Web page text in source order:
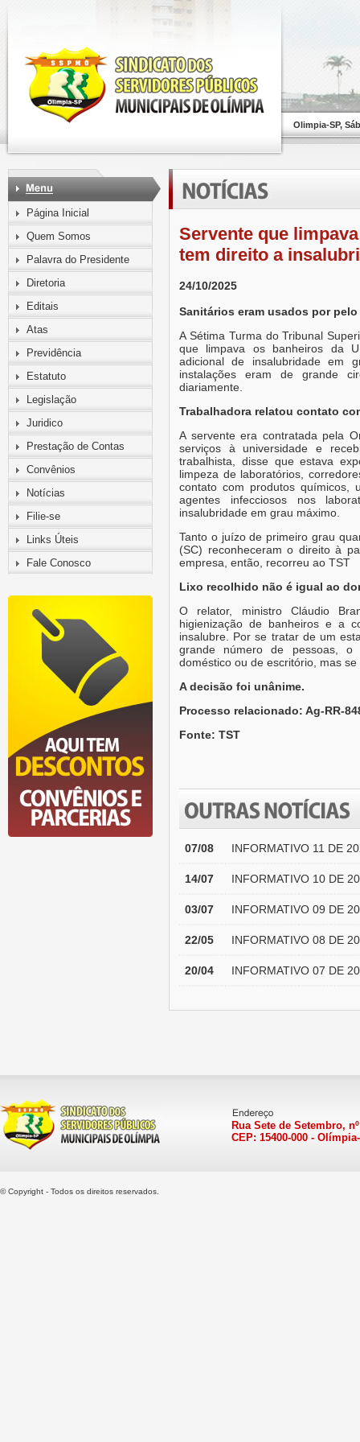
Olimpia-SP,
Página Inicial
Quem Somos
Palavra do Presidente
Diretoria
Editais
Atas
Previdência
Estatuto
Legislação
Juridico
Prestação de Contas
Convênios
Notícias
Filie-se
Links Úteis
Fale Conosco
Servente que
tem direito a
24/10/2025
Sanitários eram usados por
A Sétima Turma do Tribunal
que limpava os banheiros da
adicional de insalubridade em
instalações eram de grande
diariamente.
Trabalhadora relatou contato
A servente era contratada pela
serviços à universidade e
trabalhista, disse que estava
limpeza de laboratórios,
contato com produtos químicos,
agentes infecciosos nos
insalubridade em grau máximo.
Tanto o juízo de primeiro grau
(SC) reconheceram o direito à
empresa, então, recorreu ao TST
Lixo recolhido não é igual ao
O relator, ministro Cláudio
higienização de banheiros e a
insalubre. Por se tratar de um
grande número de pessoas, o
doméstico ou de escritório, mas
A decisão foi unânime.
Processo relacionado: Ag-RR-
Fonte: TST
07/08 INFORMATIVO 11 DE
14/07 INFORMATIVO 10 DE
03/07 INFORMATIVO 09 DE
22/05 INFORMATIVO 08 DE
20/04 INFORMATIVO 07 DE
Rua Sete de Setembro,
CEP: 15400-000 -
© Copyright - Todos os direitos reservados.